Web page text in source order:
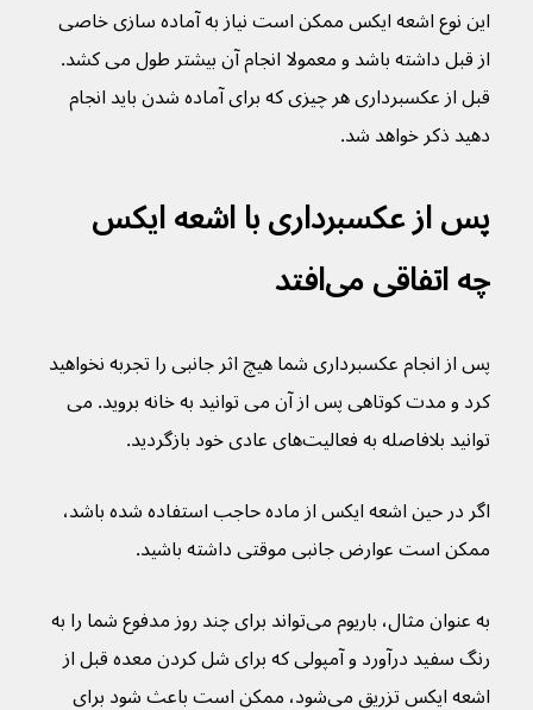
این نوع اشعه ایکس ممکن است نیاز به آماده سازی خاصی
از قبل داشته باشد و معمولا انجام آن بیشتر طول می کشد.
قبل از عکسبرداری هر چیزی که برای آماده شدن باید انجام
دهید ذکر خواهد شد.
پس از عکسبرداری با اشعه ایکس
چه اتفاقی می‌افتد
پس از انجام عکسبرداری شما هیچ اثر جانبی را تجربه نخواهید
کرد و مدت کوتاهی پس از آن می توانید به خانه بروید. می
توانید بلافاصله به فعالیت‌های عادی خود بازگردید.
اگر در حین اشعه ایکس از ماده حاجب استفاده شده باشد،
ممکن است عوارض جانبی موقتی داشته باشید.
به عنوان مثال، باریوم می‌تواند برای چند روز مدفوع شما را به
رنگ سفید درآورد و آمپولی که برای شل کردن معده قبل از
اشعه ایکس تزریق می‌شود، ممکن است باعث شود برای